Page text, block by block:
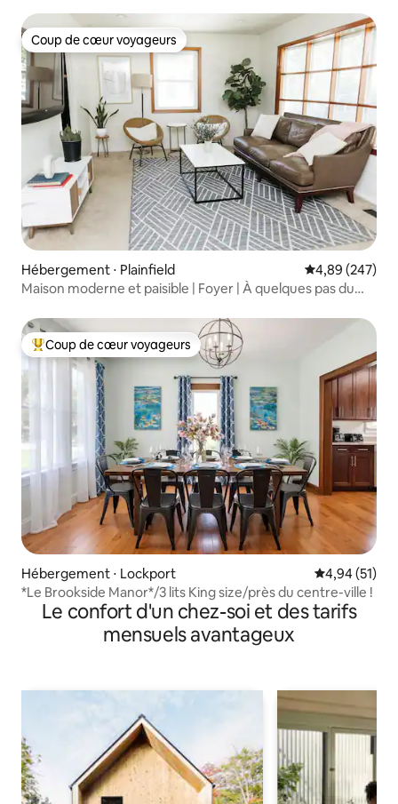
Coup de cœur voyageurs
Coup de cœur voyageurs
Hébergement ⋅ Plainfield Évaluation
4,89 (247)
Maison moderne et paisible | Foyer | À quelques pas du
Coups de cœur voyageurs les plus appréciés
Coup de cœur voyageurs
Hébergement ⋅ Lockport Évaluation
4,94 (51)
*Le Brookside Manor*/3 lits King size/près du centre-ville !
Le confort d'un chez-soi et des tarifs
mensuels avantageux